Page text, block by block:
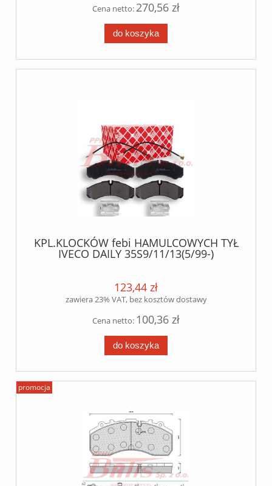
Cena netto: 270,56 zł
do koszyka
KPL.KLOCKÓW febi HAMULCOWYCH TYŁ
IVECO DAILY 35S9/11/13(5/99-)
123,44 zł
zawiera 23% VAT, bez kosztów dostawy
Cena netto: 100,36 zł
do koszyka
promocja